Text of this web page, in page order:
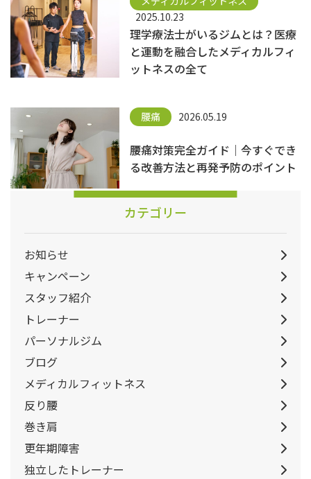
2025.10.23
理学療法士がいるジムとは？医療
と運動を融合したメディカルフィ
ットネスの全て
腰痛 2026.05.19
腰痛対策完全ガイド｜今すぐでき
る改善方法と再発予防のポイント
カテゴリー
お知らせ
キャンペーン
スタッフ紹介
トレーナー
パーソナルジム
ブログ
メディカルフィットネス
反り腰
巻き肩
更年期障害
独立したトレーナー